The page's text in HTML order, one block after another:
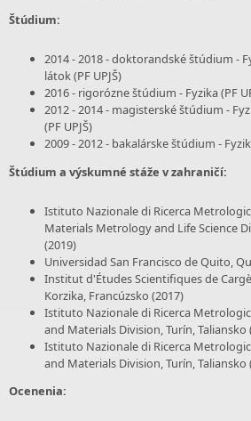
Štúdium:
2014 - 2018 - doktorandské štúdium -
látok (PF UPJŠ)
2016 - rigorózne štúdium - Fyzika (PF
2012 - 2014 - magisterské štúdium -
(PF UPJŠ)
2009 - 2012 - bakalárske štúdium -
Štúdium a výskumné stáže v zahraničí:
Istituto Nazionale di Ricerca
Materials Metrology and Life Science
(2019)
Universidad San Francisco de Quito,
Institut d'Études Scientifiques de
Korzika, Francúzsko (2017)
Istituto Nazionale di Ricerca
and Materials Division, Turín, Taliansko
Istituto Nazionale di Ricerca
and Materials Division, Turín, Taliansko
Ocenenia: